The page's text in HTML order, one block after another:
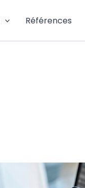
Références